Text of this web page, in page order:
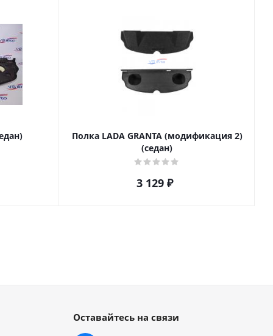
Полка LADA GRANTA (модификация 2)
(седан)
3 129 ₽
Оставайтесь на связи